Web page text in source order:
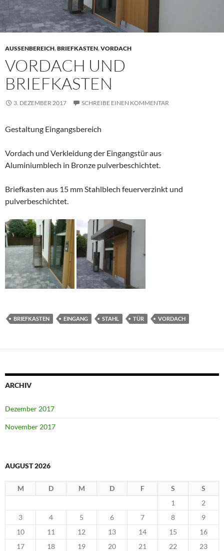
AUSSENBEREICH ,BRIEFKASTEN,VORDACH
VORDACH UND
BRIEFKASTEN
3. DEZEMBER 2017 SCHREIBE EINEN KOMMENTAR
Gestaltung Eingangsbereich
Vordach und Verkleidung der Eingangstür aus
Aluminiumblech in Bronze pulverbeschichtet.
Briefkasten aus 15 mm Stahlblech feuerverzinkt und
pulverbeschichtet.
BRIEFKASTEN EINGANG STAHL TÜR VORDACH
ARCHIV
Dezember 2017
November 2017
AUGUST 2026
M D M D F S
S
1
2
3
4 5 6 7 8
9
10
11 12 13 14 15
16
17
18 19 20 21 22
23